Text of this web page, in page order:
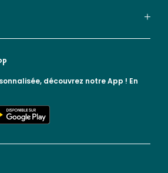
découvrez notre App ! En